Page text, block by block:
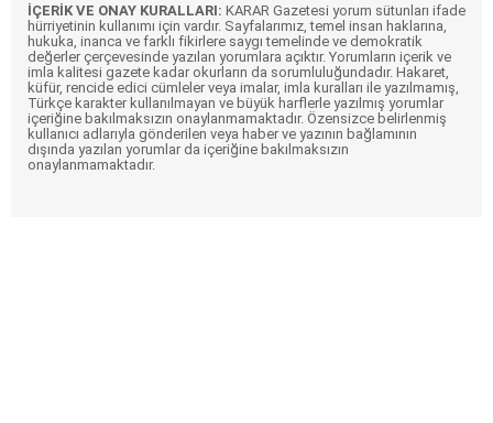
İÇERİK VE ONAY KURALLARI: KARAR Gazetesi yorum sütunları ifade
hürriyetinin kullanımı için vardır. Sayfalarımız, temel insan haklarına,
hukuka, inanca ve farklı fikirlere saygı temelinde ve demokratik
değerler çerçevesinde yazılan yorumlara açıktır. Yorumların içerik ve
imla kalitesi gazete kadar okurların da sorumluluğundadır. Hakaret,
küfür, rencide edici cümleler veya imalar, imla kuralları ile yazılmamış,
Türkçe karakter kullanılmayan ve büyük harflerle yazılmış yorumlar
içeriğine bakılmaksızın onaylanmamaktadır. Özensizce belirlenmiş
kullanıcı adlarıyla gönderilen veya haber ve yazının bağlamının
dışında yazılan yorumlar da içeriğine bakılmaksızın
onaylanmamaktadır.